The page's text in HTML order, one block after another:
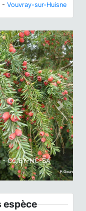
- Vouvray-sur-Huisne
CC BY-NC-SA
Next